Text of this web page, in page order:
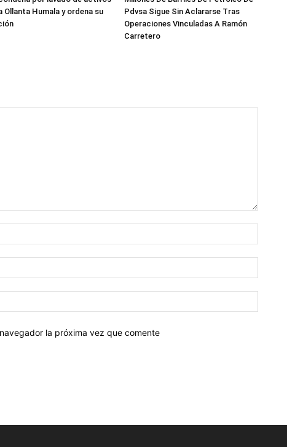
Ollanta Humala y ordena su
Pdvsa Sigue Sin Aclararse Tras
Operaciones Vinculadas A Ramón
Carretero
la próxima vez que comente